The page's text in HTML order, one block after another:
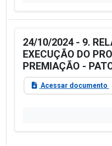
24/10/2024 - 9.
EXECUÇÃO DO
PREMIAÇÃO -
Acessar documento